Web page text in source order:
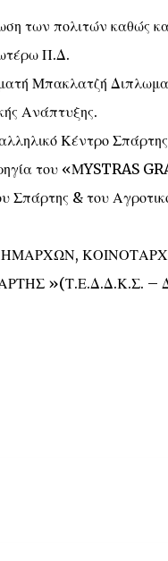
των πολιτών καθώς
Π.Δ.
Μπακλατζή
Ανάπτυξης.
Κέντρο
του «ΜYSTRAS
Σπάρτης & του
»(Τ.Ε.Δ.Δ.Κ.Σ. –